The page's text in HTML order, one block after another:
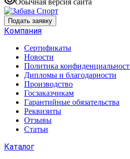
Обычная версия сайта
Подать заявку
Компания
Сертификаты
Новости
Политика
Дипломы и благодарности
Производство
Госзаказчикам
Гарантийные обязательства
Реквизиты
Отзывы
Статьи
Каталог